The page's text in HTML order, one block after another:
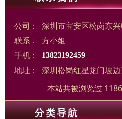
公司：
深圳市宝安区松岗东
联系：
方小姐
手机：
13823192459
地址：
深圳松岗红星龙门坡
本站共被浏览过